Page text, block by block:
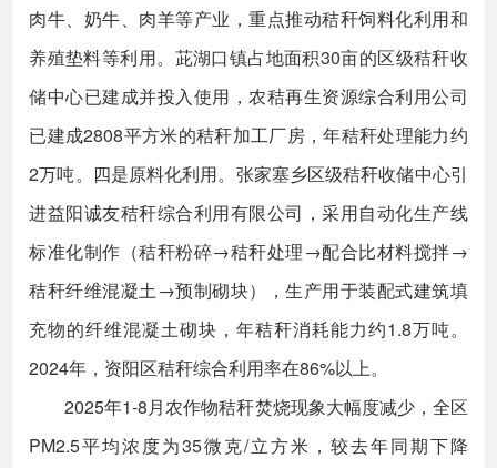
肉牛、奶牛、肉羊等产业，重点推动秸秆饲料化利用和
养殖垫料等利用。茈湖口镇占地面积30亩的区级秸秆收
储中心已建成并投入使用，农秸再生资源综合利用公司
已建成2808平方米的秸秆加工厂房，年秸秆处理能力约
2万吨。四是原料化利用。张家塞乡区级秸秆收储中心引
进益阳诚友秸秆综合利用有限公司，采用自动化生产线
标准化制作（秸秆粉碎→秸秆处理→配合比材料搅拌→
秸秆纤维混凝土→预制砌块），生产用于装配式建筑填
充物的纤维混凝土砌块，年秸秆消耗能力约1.8万吨。
2024年，资阳区秸秆综合利用率在86%以上。
2025年1-8月农作物秸秆焚烧现象大幅度减少，全区
PM2.5平均浓度为35微克/立方米，较去年同期下降